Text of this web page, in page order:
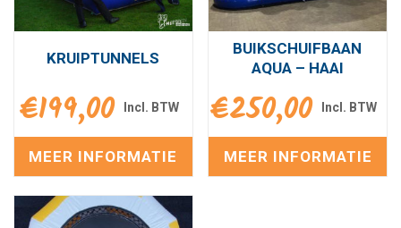
KRUIPTUNNELS
€199,00
MEER INFORMATIE
BUIKSCHUIFBAAN
AQUA – HAAI
€250,00
MEER INFORMATIE